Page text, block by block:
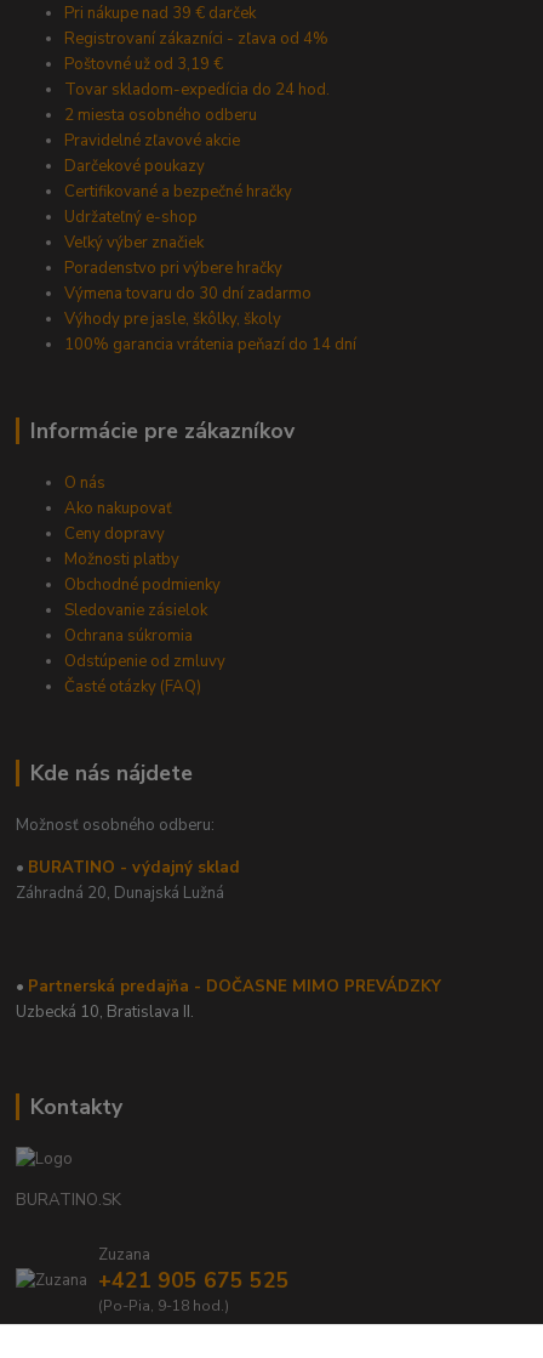
Pri nákupe nad 39 € darček
Registrovaní zákazníci - zľava od 4%
Poštovné už od 3,19 €
Tovar skladom-expedícia do 24 hod.
2 miesta osobného odberu
Pravidelné zľavové akcie
Darčekové poukazy
Certifikované a bezpečné hračky
Udržateľný e-shop
Veľký výber značiek
Poradenstvo pri výbere hračky
Výmena tovaru do 30 dní zadarmo
Výhody pre jasle, škôlky, školy
100% garancia vrátenia peňazí do 14 dní
Informácie pre zákazníkov
O nás
Ako nakupovať
Ceny dopravy
Možnosti platby
Obchodné podmienky
Sledovanie zásielok
Ochrana súkromia
Odstúpenie od zmluvy
Časté otázky (FAQ)
Kde nás nájdete
Možnosť osobného odberu:
• BURATINO - výdajný sklad
Záhradná 20, Dunajská Lužná
• Partnerská predajňa - DOČASNE MIMO PREVÁDZKY
Uzbecká 10, Bratislava II.
Kontakty
BURATINO.SK
Zuzana
+421 905 675 525
(Po-Pia, 9-18 hod.)